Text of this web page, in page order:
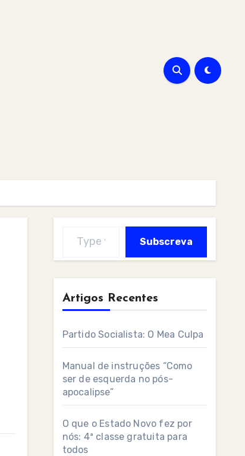
Subscreva
Artigos Recentes
Partido Socialista: O Mea Culpa
Manual de instruções “Como
ser de esquerda no pós-
apocalipse”
O que o Estado Novo fez por
nós: 4ª classe gratuita para
todos